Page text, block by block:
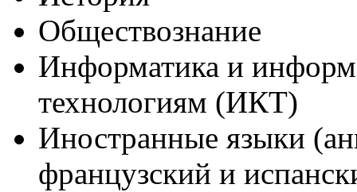
Обществознание
Информатика и
технологиям (ИКТ)
Иностранные языки
французский и